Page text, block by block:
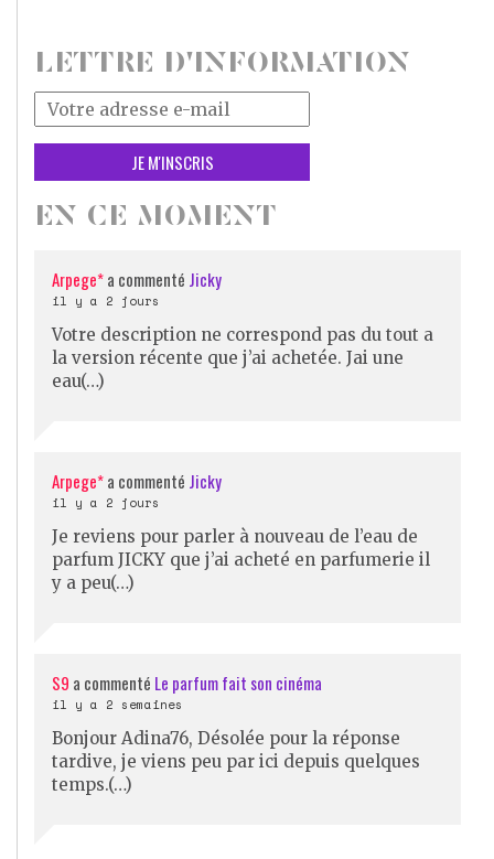
LETTRE D'INFORMATION
Votre
adresse
mail
*
EN CE MOMENT
Arpege*a commenté Jicky
il y a 2 jours
Votre description ne correspond pas du tout a
la version récente que j’ai achetée. Jai une
eau(…)
Arpege*a commenté Jicky
il y a 2 jours
Je reviens pour parler à nouveau de l’eau de
parfum JICKY que j’ai acheté en parfumerie il
y a peu(…)
S9 a commenté Le parfum fait son cinéma
il y a 2 semaines
Bonjour Adina76, Désolée pour la réponse
tardive, je viens peu par ici depuis quelques
temps.(…)